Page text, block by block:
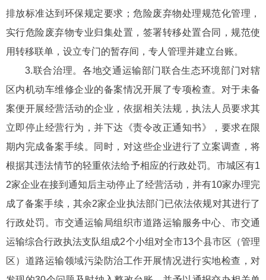
排放标准达到环保规定要求；危险废弃物处理规范化管理，
实行危险废弃物专业归集处置，签署转移处置合同，规范使
用转移联单，设立专门的暂存间，专人管理并建立台账。
3.联合治理。各地交通运输部门联合生态环境部门对辖
区内机动车维修企业的备案情况开展了专项检查。对于未备
案便开展经营活动的企业，依据相关法规，执法人员要求其
立即停止经营行为，并下达《责令改正通知书》，要求在限
期内完成备案手续。同时，对这些企业进行了立案调查，将
根据其违法情节的轻重依法给予相应的行政处罚。市城区有1
2家企业在接到通知后主动停止了经营活动，并有10家办理完
成了备案手续，其余2家企业执法部门已依法依规对其进行了
行政处罚。市交通运输局组织市道路运输服务中心、市交通
运输综合行政执法支队组成2个小组对全市13个县市区（管理
区）道路运输领域污染防治工作开展情况进行实地检查，对